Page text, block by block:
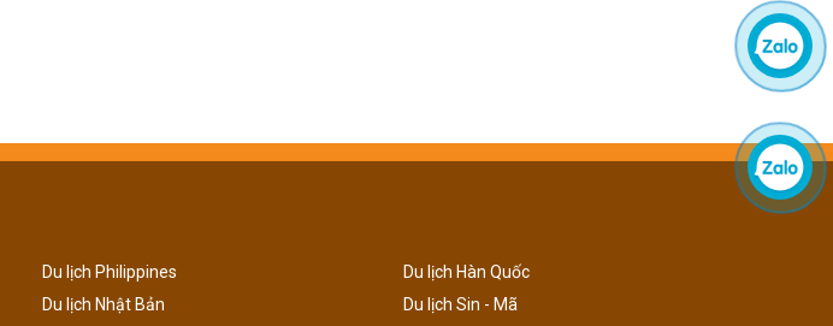
Du lịch Philippines
Du lịch Hàn Quốc
Du lịch Nhật Bản
Du lịch Sin - Mã